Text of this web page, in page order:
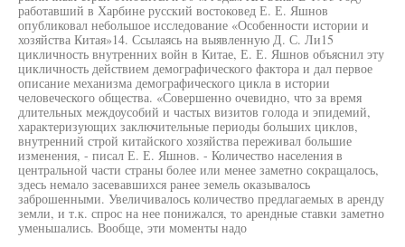
работавший в Харбине русский востоковед Е. Е. Яшнов
опубликовал небольшое исследование «Особенности истории и
хозяйства Китая»14. Ссылаясь на выявленную Д. С. Ли15
цикличность внутренних войн в Китае, Е. Е. Яшнов объяснил эту
цикличность действием демографического фактора и дал первое
описание механизма демографического цикла в истории
человеческого общества. «Совершенно очевидно, что за время
длительных междоусобий и частых визитов голода и эпидемий,
характеризующих заключительные периоды больших циклов,
внутренний строй китайского хозяйства переживал большие
изменения, - писал Е. Е. Яшнов. - Количество населения в
центральной части страны более или менее заметно сокращалось,
здесь немало засевавшихся ранее земель оказывалось
заброшенными. Увеличивалось количество предлагаемых в аренду
земли, и т.к. спрос на нее понижался, то арендные ставки заметно
уменьшались. Вообще, эти моменты надо